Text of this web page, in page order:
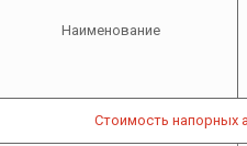
Наименование
Стоимость напорных